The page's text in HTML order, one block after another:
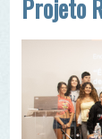
de
Rios-,
norte a sul